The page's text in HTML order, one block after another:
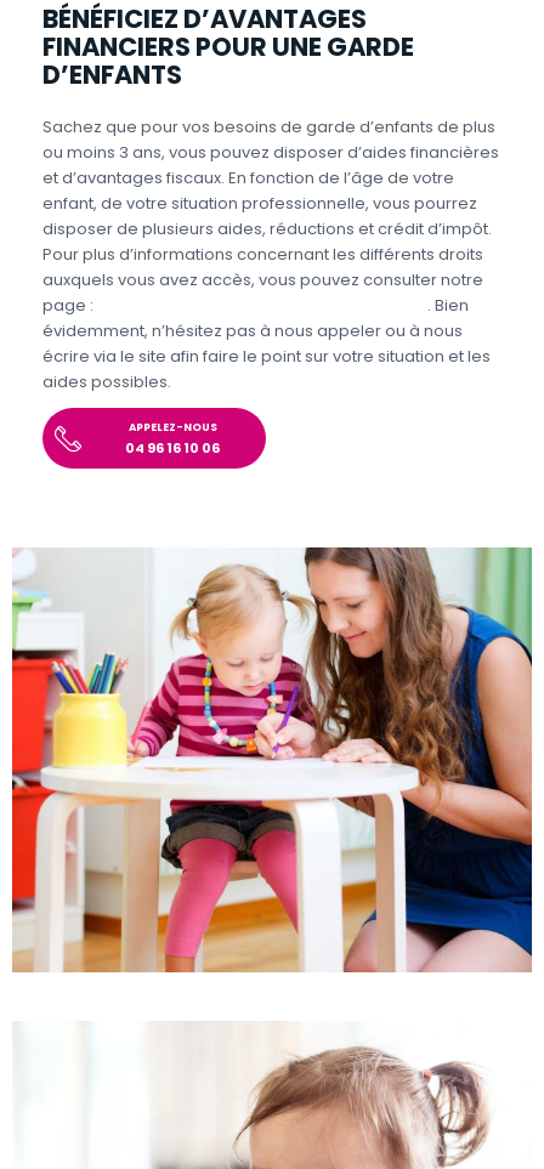
BÉNÉFICIEZ D’AVANTAGES
FINANCIERS POUR UNE GARDE
D’ENFANTS
Sachez que pour vos besoins de garde d’enfants de plus
ou moins 3 ans, vous pouvez disposer d’aides financières
et d’avantages fiscaux. En fonction de l’âge de votre
enfant, de votre situation professionnelle, vous pourrez
disposer de plusieurs aides, réductions et crédit d’impôt.
Pour plus d’informations concernant les différents droits
auxquels vous avez accès, vous pouvez consulter notre
page :
. Bien
évidemment, n’hésitez pas à nous appeler ou à nous
écrire via le site afin faire le point sur votre situation et les
aides possibles.
APPELEZ-NOUS
04 96 16 10 06